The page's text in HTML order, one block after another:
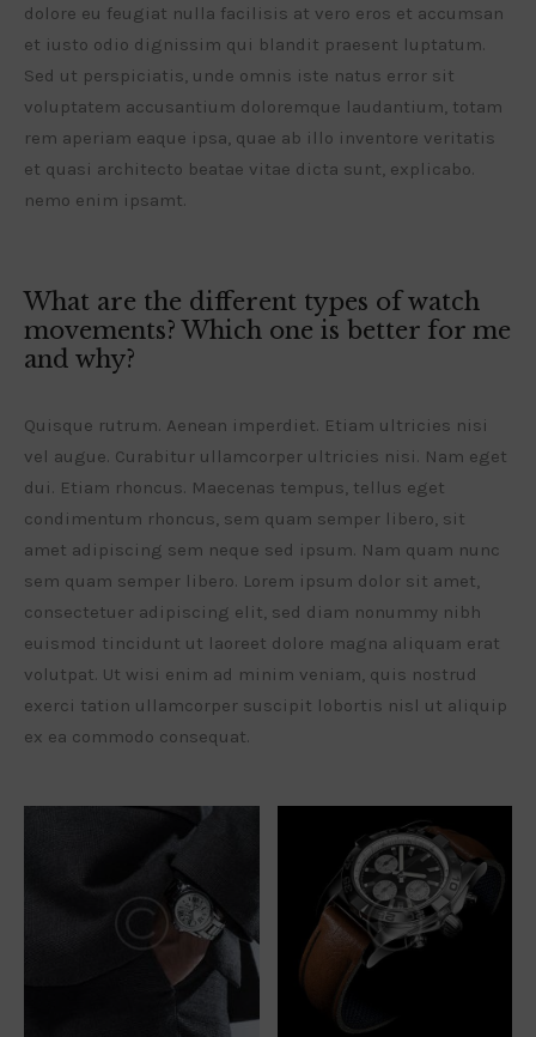
dolore eu feugiat nulla facilisis at vero eros et accumsan
et iusto odio dignissim qui blandit praesent luptatum.
Sed ut perspiciatis, unde omnis iste natus error sit
voluptatem accusantium doloremque laudantium, totam
rem aperiam eaque ipsa, quae ab illo inventore veritatis
et quasi architecto beatae vitae dicta sunt, explicabo.
nemo enim ipsamt.
What are the different types of watch
movements? Which one is better for me
and why?
Quisque rutrum. Aenean imperdiet. Etiam ultricies nisi
vel augue. Curabitur ullamcorper ultricies nisi. Nam eget
dui. Etiam rhoncus. Maecenas tempus, tellus eget
condimentum rhoncus, sem quam semper libero, sit
amet adipiscing sem neque sed ipsum. Nam quam nunc
sem quam semper libero. Lorem ipsum dolor sit amet,
consectetuer adipiscing elit, sed diam nonummy nibh
euismod tincidunt ut laoreet dolore magna aliquam erat
volutpat. Ut wisi enim ad minim veniam, quis nostrud
exerci tation ullamcorper suscipit lobortis nisl ut aliquip
ex ea commodo consequat.